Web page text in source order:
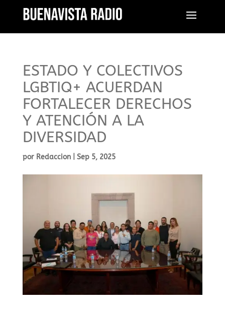
ESTADO Y COLECTIVOS
LGBTIQ+ ACUERDAN
FORTALECER DERECHOS
Y ATENCIÓN A LA
DIVERSIDAD
por Redaccion| Sep 5, 2025